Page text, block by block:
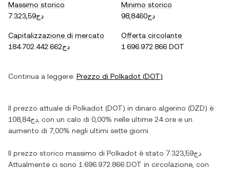
Massimo storico
دج7.323,59
Minimo storico
دج98,8460
Capitalizzazione di mercato
دج184.702.442.662
Offerta circolante
1.696.972.866 DOT
Continua a leggere: Prezzo di Polkadot (DOT)
Il prezzo attuale di Polkadot (DOT) in dinaro algerino (DZD) è
دج108,84 , con un calo di 0,00% nelle ultime 24 ore e un
aumento di 7,00% negli ultimi sette giorni.
Il prezzo storico massimo di Polkadot è stato دج7.323,59
Attualmente ci sono 1.696.972.866 DOT in circolazione, con